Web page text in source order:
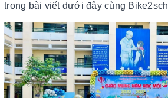
trong bài viết dưới đây cùng